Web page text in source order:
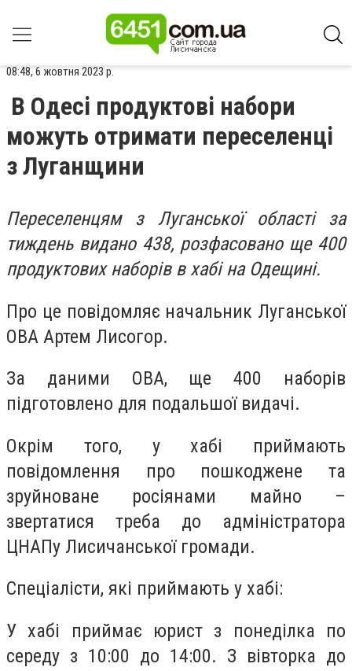
08:48, 6 жовтня 2023 р.
В Одесі продуктові набори
можуть отримати переселенці
з Луганщини
Переселенцям з Луганської області за
тиждень видано 438, розфасовано ще 400
продуктових наборів в хабі на Одещині.
Про це повідомляє начальник Луганської
ОВА Артем Лисогор.
За даними ОВА, ще 400 наборів
підготовлено для подальшої видачі.
Окрім того, у хабі приймають
повідомлення про пошкоджене та
зруйноване росіянами майно –
звертатися треба до адміністратора
ЦНАПу Лисичанської громади.
Спеціалісти, які приймають у хабі:
У хабі приймає юрист з понеділка по
середу з 10:00 до 14:00. З вівторка до